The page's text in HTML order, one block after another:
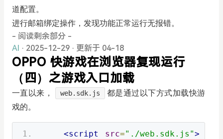
道配置。
进行邮箱绑定操作，发现功能正常运行无报错。
- 阅读剩余部分 -
AI · 2025-12-29 · 更新于 04-18
OPPO 快游戏在浏览器复现运行
（四）之游戏入口加载
一直以来， web.sdk.js
都是通过以下方式加载快游
戏的。
<script src="./web.sdk.js">